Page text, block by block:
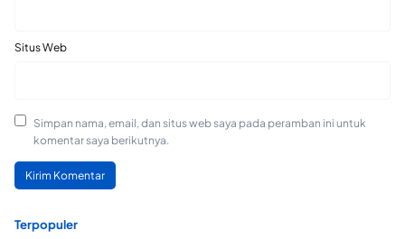
Situs Web
Simpan nama, email, dan situs web saya pada peramban ini untuk
komentar saya berikutnya.
Terpopuler